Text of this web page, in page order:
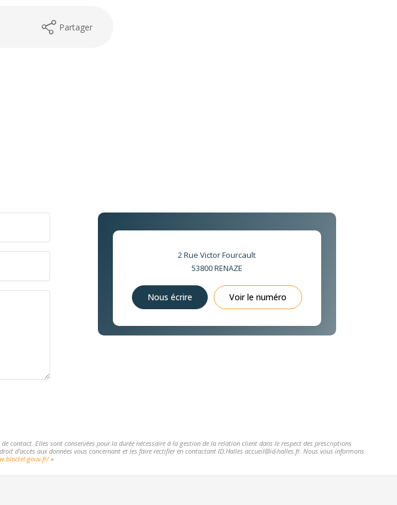
Partager
2 Rue Victor Fourcault
53800RENAZE
Nous écrire Voir le numéro
Elles sont conservées pour la durée nécessaire à la gestion de la relation client dans le respect des prescriptions
d'accès aux données vous concernant et les faire rectifier en contactant ID.Halles accueil@id-halles.fr. Nous vous informons
»